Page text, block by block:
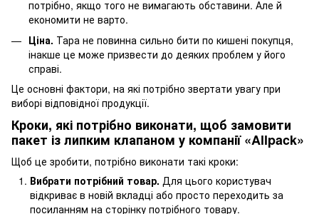
потрібно, якщо того не вимагають обставини. Але й
економити не варто.
Ціна. Тара не повинна сильно бити по кишені покупця,
інакше це може призвести до деяких проблем у його
справі.
Це основні фактори, на які потрібно звертати увагу при
виборі відповідної продукції.
Кроки, які потрібно виконати, щоб замовити
пакет із липким клапаном у компанії «Allpack»
Щоб це зробити, потрібно виконати такі кроки:
Вибрати потрібний товар. Для цього користувач
відкриває в новій вкладці або просто переходить за
посиланням на сторінку потрібного товару.